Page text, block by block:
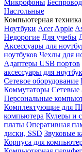
Микрофоны
Настольные
Компьютерная техника
Ноутбуки Acer Apple
Недорогие Для учебы
Аксессуары для
ноутбуков Чехлы для
Адаптеры USB портов
аксессуары для
Сетевое оборудование
Коммутаторы Сетевые
Персональные
Комплектующие для
компьютера Кулеры и
платы Оперативная
диски, SSD Звуковые
Корпуса для